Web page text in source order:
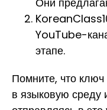
YouTube-
этапе.
Помните, что ключ
в языковую среду